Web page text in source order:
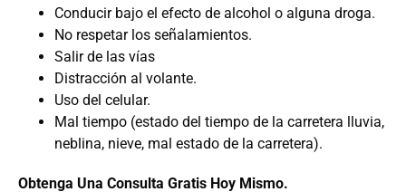
Conducir bajo el efecto de alcohol o alguna droga.
No respetar los señalamientos.
Salir de las vías
Distracción al volante.
Uso del celular.
Mal tiempo (estado del tiempo de la carretera lluvia,
neblina, nieve, mal estado de la carretera).
Obtenga Una Consulta Gratis Hoy Mismo.